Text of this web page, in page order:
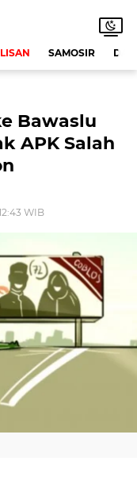
SAMOSIR
Bawaslu
APK Salah
WIB